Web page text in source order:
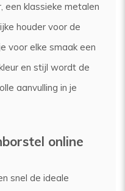
een klassieke metalen
houder voor de
voor elke smaak een
en stijl wordt de
aanvulling in je
online
snel de ideale